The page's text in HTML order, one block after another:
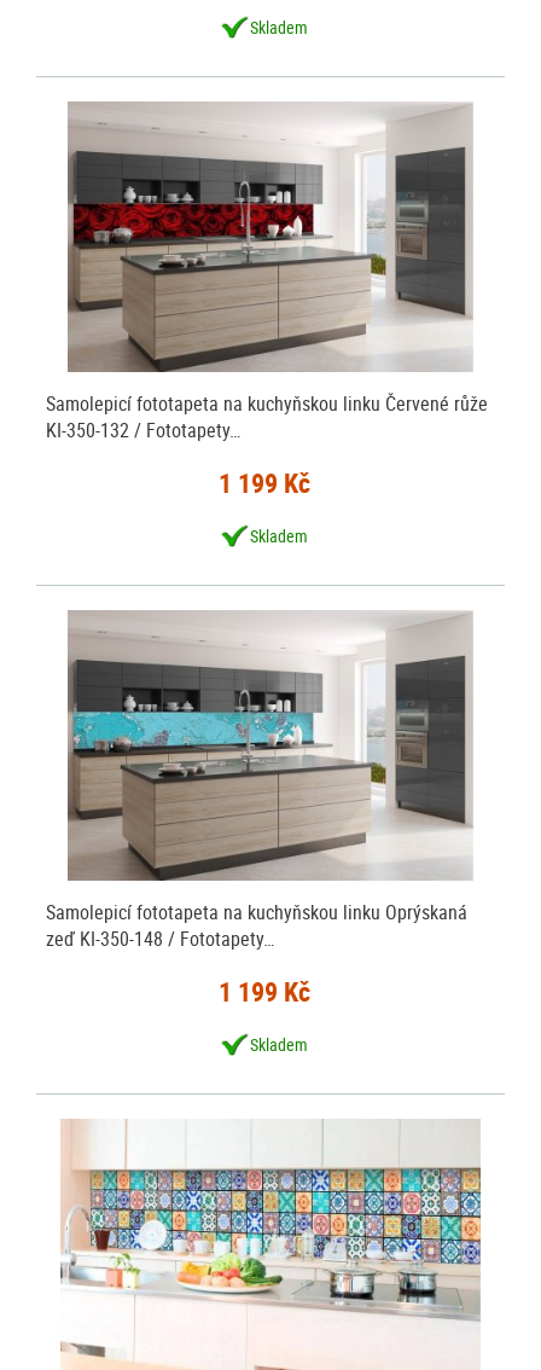
Skladem
Samolepicí fototapeta na kuchyňskou linku Červené růže
KI-350-132 / Fototapety…
1 199 Kč
Skladem
Samolepicí fototapeta na kuchyňskou linku Oprýskaná
zeď KI-350-148 / Fototapety…
1 199 Kč
Skladem